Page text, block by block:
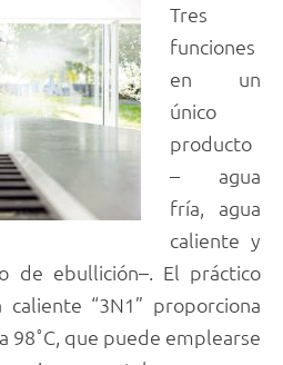
Tres
funciones
en un
único
producto
– agua
fría, agua
caliente y
de ebullición–. El práctico
“3N1” proporciona
98˚C, que puede emplearse